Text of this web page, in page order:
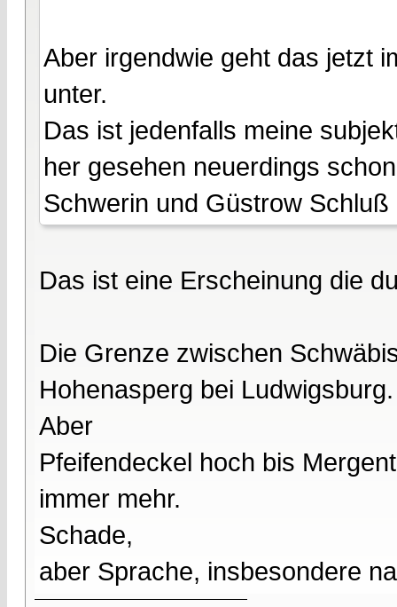
Aber irgendwie geht das jetzt
unter.
Das ist jedenfalls meine
her gesehen neuerdings
Schwerin und Güstrow
Das ist eine Erscheinung die
Die Grenze zwischen
Hohenasperg bei
Aber
Pfeifendeckel hoch bis
immer mehr.
Schade,
aber Sprache, insbesondere